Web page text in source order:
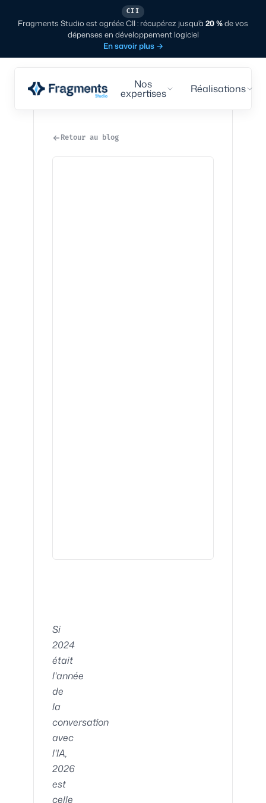
CII
Fragments Studio est agréée CII : récupérez jusqu'à 20 %de vos
dépenses en développement logiciel
En savoir plus →
Nos
expertises Réalisations
Retour au blog
Si
2024
était
l'année
de
la
conversation
avec
l'IA,
2026
est
celle